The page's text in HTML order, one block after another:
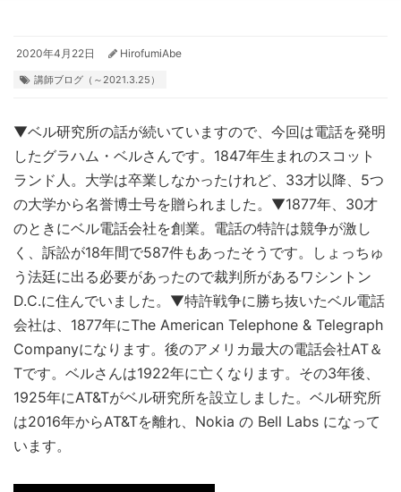
2020年4月22日 HirofumiAbe
講師ブログ（～2021.3.25）
▼ベル研究所の話が続いていますので、今回は電話を発明
したグラハム・ベルさんです。1847年生まれのスコット
ランド人。大学は卒業しなかったけれど、33才以降、5つ
の大学から名誉博士号を贈られました。▼1877年、30才
のときにベル電話会社を創業。電話の特許は競争が激し
く、訴訟が18年間で587件もあったそうです。しょっちゅ
う法廷に出る必要があったので裁判所があるワシントン
D.C.に住んでいました。▼特許戦争に勝ち抜いたベル電話
会社は、1877年にThe American Telephone & Telegraph
Companyになります。後のアメリカ最大の電話会社AT＆
Tです。ベルさんは1922年に亡くなります。その3年後、
1925年にAT&Tがベル研究所を設立しました。ベル研究所
は2016年からAT&Tを離れ、Nokia の Bell Labs になって
います。